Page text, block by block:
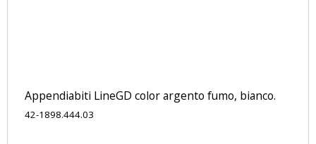
Appendiabiti LineGD color argento fumo, bianco.
42-1898.444.03